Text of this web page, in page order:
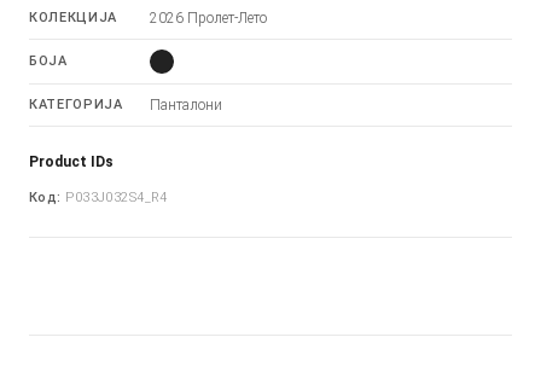
КОЛЕКЦИЈА 2026 Пролет-Лето
БОЈА
КАТЕГОРИЈА Панталони
Product IDs
Код: P033J032S4_R4